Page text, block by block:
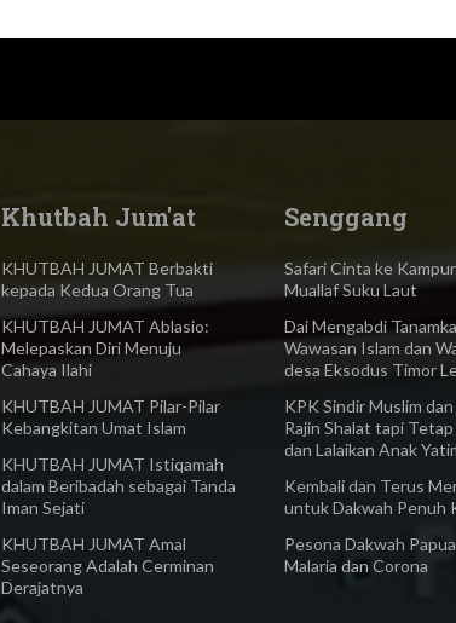
Khutbah Jum'at
KHUTBAH JUMAT Berbakti
kepada Kedua Orang Tua
KHUTBAH JUMAT Ablasio:
Melepaskan Diri Menuju
Cahaya Ilahi
KHUTBAH JUMAT Pilar-Pilar
Kebangkitan Umat Islam
KHUTBAH JUMAT Istiqamah
dalam Beribadah sebagai Tanda
Iman Sejati
KHUTBAH JUMAT Amal
Seseorang Adalah Cerminan
Derajatnya
Senggang
Safari Cinta ke
Muallaf Suku Laut
Dai Mengabdi
Wawasan Islam dan
desa Eksodus Timor
KPK Sindir Muslim
Rajin Shalat tapi
dan Lalaikan Anak
Kembali dan Terus
untuk Dakwah Penuh
Pesona Dakwah
Malaria dan Corona